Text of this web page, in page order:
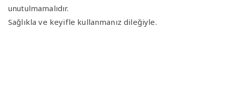
unutulmamalıdır.
Sağlıkla ve keyifle kullanmanız dileğiyle.